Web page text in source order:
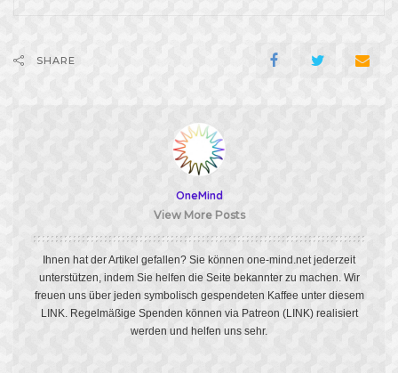
SHARE
OneMind
View More Posts
Ihnen hat der Artikel gefallen? Sie können one-mind.net jederzeit
unterstützen, indem Sie helfen die Seite bekannter zu machen. Wir
freuen uns über jeden symbolisch gespendeten Kaffee unter diesem
LINK. Regelmäßige Spenden können via Patreon (LINK)realisiert
werden und helfen uns sehr.